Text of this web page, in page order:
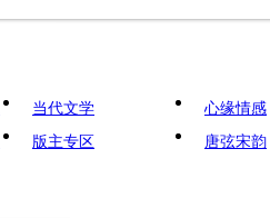
当代文学
版主专区
心缘情感
唐弦宋韵